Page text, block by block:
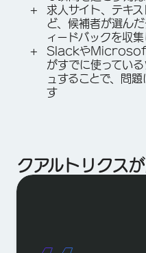
求人サイト、テキ
ど、候補者が選ん
ィードバックを収
SlackやMicrosoft
がすでに使ってい
ュすることで、問
す
クアルトリクス